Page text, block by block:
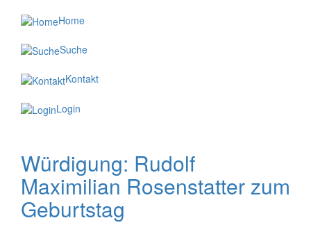
Home
Suche
Kontakt
Login
Würdigung: Rudolf
Maximilian Rosenstatter zum
Geburtstag